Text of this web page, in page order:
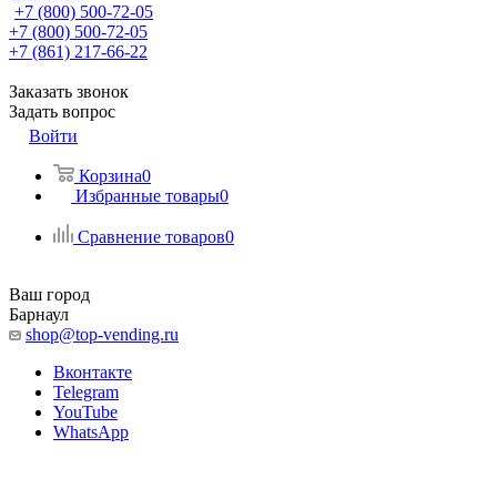
+7 (800) 500-72-05
+7 (800) 500-72-05
+7 (861) 217-66-22
Заказать звонок
Задать вопрос
Войти
Корзина0
Избранные товары0
Сравнение товаров0
Ваш город
Барнаул
shop@top-vending.ru
Вконтакте
Telegram
YouTube
WhatsApp